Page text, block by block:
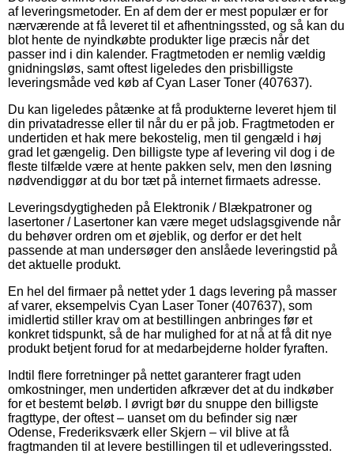
af leveringsmetoder. En af dem der er mest populær er for
nærværende at få leveret til et afhentningssted, og så kan du
blot hente de nyindkøbte produkter lige præcis når det
passer ind i din kalender. Fragtmetoden er nemlig vældig
gnidningsløs, samt oftest ligeledes den prisbilligste
leveringsmåde ved køb af Cyan Laser Toner (407637).
Du kan ligeledes påtænke at få produkterne leveret hjem til
din privatadresse eller til når du er på job. Fragtmetoden er
undertiden et hak mere bekostelig, men til gengæld i høj
grad let gængelig. Den billigste type af levering vil dog i de
fleste tilfælde være at hente pakken selv, men den løsning
nødvendiggør at du bor tæt på internet firmaets adresse.
Leveringsdygtigheden på Elektronik / Blækpatroner og
lasertoner / Lasertoner kan være meget udslagsgivende når
du behøver ordren om et øjeblik, og derfor er det helt
passende at man undersøger den anslåede leveringstid på
det aktuelle produkt.
En hel del firmaer på nettet yder 1 dags levering på masser
af varer, eksempelvis Cyan Laser Toner (407637), som
imidlertid stiller krav om at bestillingen anbringes før et
konkret tidspunkt, så de har mulighed for at nå at få dit nye
produkt betjent forud for at medarbejderne holder fyraften.
Indtil flere forretninger på nettet garanterer fragt uden
omkostninger, men undertiden afkræver det at du indkøber
for et bestemt beløb. I øvrigt bør du snuppe den billigste
fragttype, der oftest – uanset om du befinder sig nær
Odense, Frederiksværk eller Skjern – vil blive at få
fragtmanden til at levere bestillingen til et udleveringssted.